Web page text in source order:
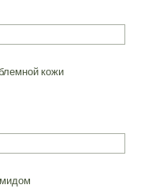
кожи